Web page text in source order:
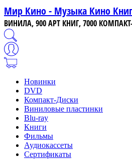
Мир Кино - Музыка Кино
ВИНИЛА, 900 АРТ КНИГ, 7000
Новинки
DVD
Компакт-Диски
Виниловые пластинки
Blu-ray
Книги
Фильмы
Аудиокассеты
Сертификаты